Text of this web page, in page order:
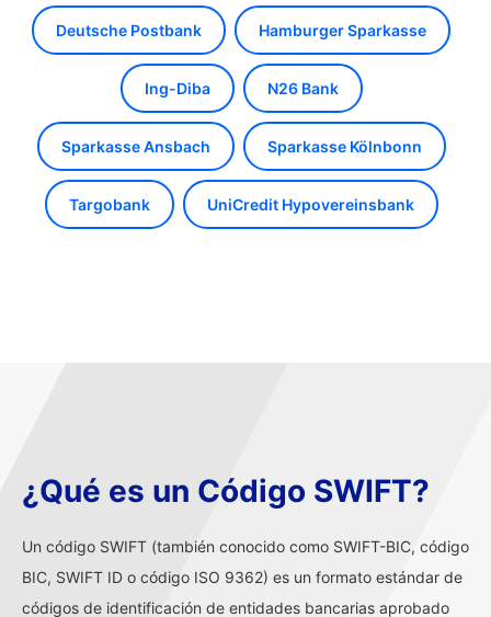
Deutsche Postbank Hamburger Sparkasse
Ing-Diba N26 Bank
Sparkasse Ansbach Sparkasse Kölnbonn
Targobank UniCredit Hypovereinsbank
¿Qué es un Código SWIFT?
Un código SWIFT (también conocido como SWIFT-BIC, código
BIC, SWIFT ID o código ISO 9362) es un formato estándar de
códigos de identificación de entidades bancarias aprobado